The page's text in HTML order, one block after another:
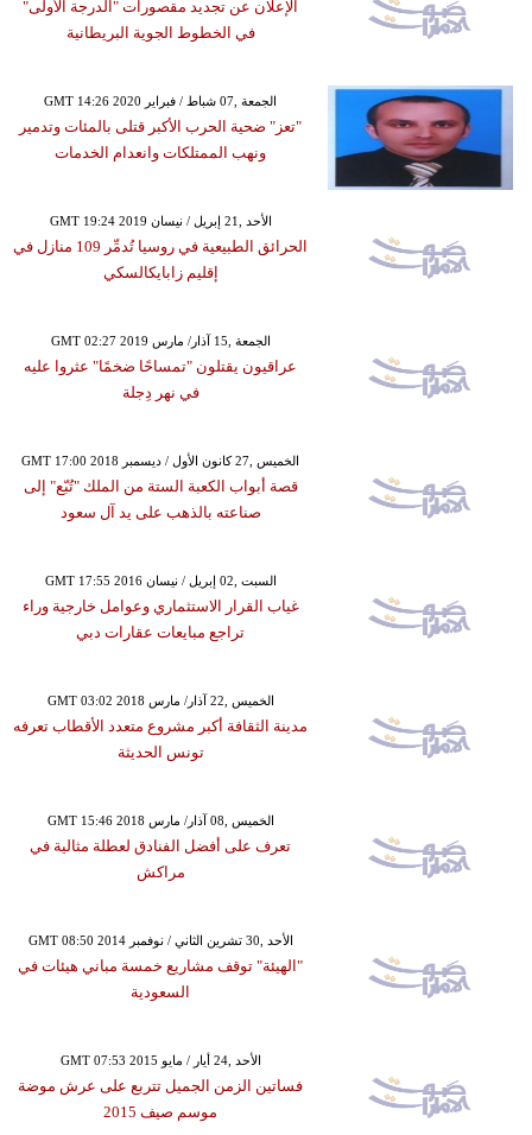
الإعلان عن تجديد مقصورات "الدرجة الأولى"
في الخطوط الجوية البريطانية
GMT 14:26 2020 الجمعة ,07 شباط / فبراير
"تعز" ضحية الحرب الأكبر قتلى بالمئات وتدمير
ونهب الممتلكات وانعدام الخدمات
GMT 19:24 2019 الأحد ,21 إبريل / نيسان
الحرائق الطبيعية في روسيا تُدمِّر 109 منازل في
إقليم زابايكالسكي
GMT 02:27 2019 الجمعة ,15 آذار/ مارس
عراقيون يقتلون "تمساحًا ضخمًا" عثروا عليه
في نهر دِجلة
GMT 17:00 2018 الخميس ,27 كانون الأول / ديسمبر
قصة أبواب الكعبة الستة من الملك "تُبّع" إلى
صناعته بالذهب على يد آل سعود
GMT 17:55 2016 السبت ,02 إبريل / نيسان
غياب القرار الاستثماري وعوامل خارجية وراء
تراجع مبايعات عقارات دبي
GMT 03:02 2018 الخميس ,22 آذار/ مارس
مدينة الثقافة أكبر مشروع متعدد الأقطاب تعرفه
تونس الحديثة
GMT 15:46 2018 الخميس ,08 آذار/ مارس
تعرف على أفضل الفنادق لعطلة مثالية في
مراكش
GMT 08:50 2014 الأحد ,30 تشرين الثاني / نوفمبر
"الهيئة" توقف مشاريع خمسة مباني هيئات في
السعودية
GMT 07:53 2015 الأحد ,24 أيار / مايو
فساتين الزمن الجميل تتربع على عرش موضة
موسم صيف 2015